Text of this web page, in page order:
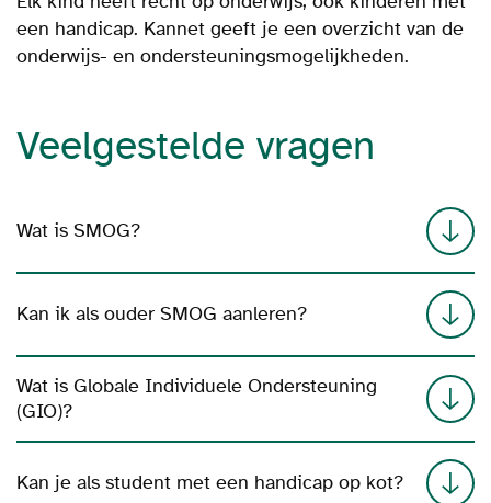
een handicap. Kannet geeft je een overzicht van de
onderwijs- en ondersteuningsmogelijkheden.
Veelgestelde vragen
Wat is SMOG?
Kan ik als ouder SMOG aanleren?
Wat is Globale Individuele Ondersteuning
(GIO)?
Kan je als student met een handicap op kot?